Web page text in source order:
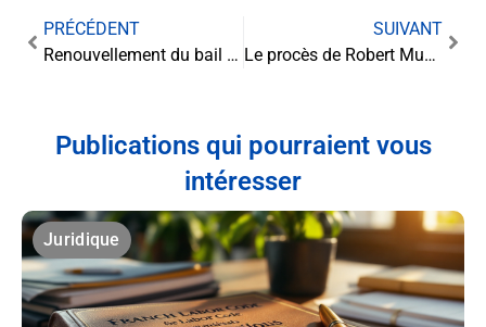
PRÉCÉDENT
Renouvellement du bail commercial : Décryptage de l’article L145-173 et son impact sur les facteurs locaux de commercialité
SUIVANT
Le procès de Robert Mugabe : justice internationale et impunité
Publications qui pourraient vous
intéresser
Juridique